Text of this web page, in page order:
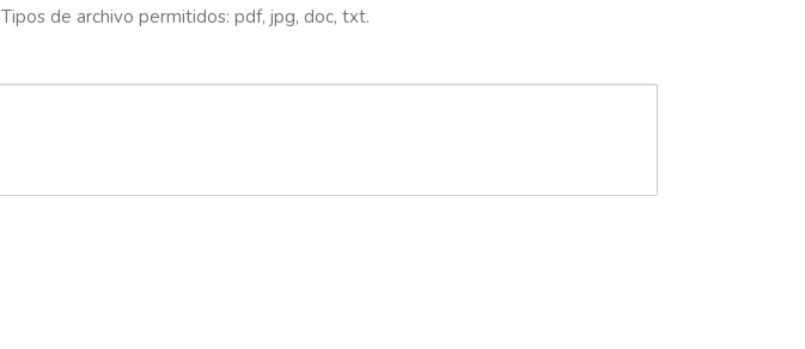
Tipos de archivo permitidos: pdf, jpg, doc, txt.